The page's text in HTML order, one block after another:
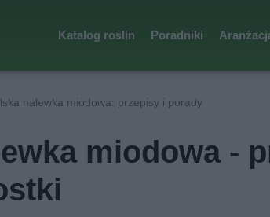
Katalog roślin Poradniki
nalewka miodowa: przepisy i porady
miodowa -